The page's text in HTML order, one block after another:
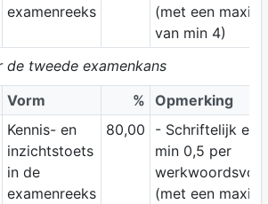
examenreeks
(met een
van min 4)
de tweede examenkans
Vorm % Opmerking
Kennis- en
inzichtstoets
in de
examenreeks
80,00
- Schriftelijk
min 0,5 per
(met een